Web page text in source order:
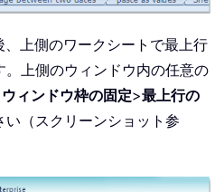
上側のワークシートで最上行
。上側のウィンドウ内の任意の
ウィンドウ枠の固定>最上行の
い（スクリーンショット参